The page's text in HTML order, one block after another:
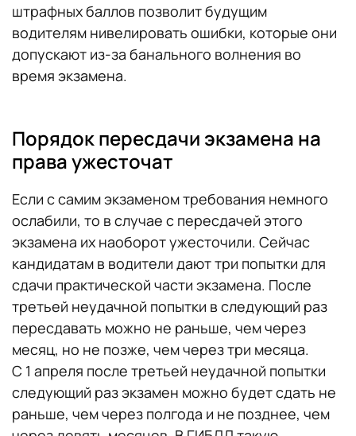
штрафных баллов позволит будущим
водителям нивелировать ошибки, которые они
допускают из-за банального волнения во
время экзамена.
Порядок пересдачи экзамена на
права ужесточат
Если с самим экзаменом требования немного
ослабили, то в случае с пересдачей этого
экзамена их наоборот ужесточили. Сейчас
кандидатам в водители дают три попытки для
сдачи практической части экзамена. После
третьей неудачной попытки в следующий раз
пересдавать можно не раньше, чем через
месяц, но не позже, чем через три месяца.
С 1 апреля после третьей неудачной попытки
следующий раз экзамен можно будет сдать не
раньше, чем через полгода и не позднее, чем